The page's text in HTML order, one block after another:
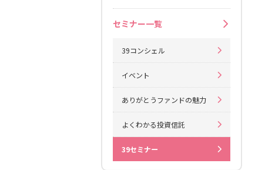
セミナー一覧
39コンシェル
イベント
ありがとうファンドの魅力
よくわかる投資信託
39セミナー